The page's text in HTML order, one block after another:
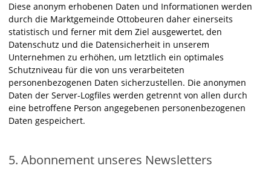
Diese anonym erhobenen Daten und Informationen werden
durch die Marktgemeinde Ottobeuren daher einerseits
statistisch und ferner mit dem Ziel ausgewertet, den
Datenschutz und die Datensicherheit in unserem
Unternehmen zu erhöhen, um letztlich ein optimales
Schutzniveau für die von uns verarbeiteten
personenbezogenen Daten sicherzustellen. Die anonymen
Daten der Server-Logfiles werden getrennt von allen durch
eine betroffene Person angegebenen personenbezogenen
Daten gespeichert.
5. Abonnement unseres Newsletters